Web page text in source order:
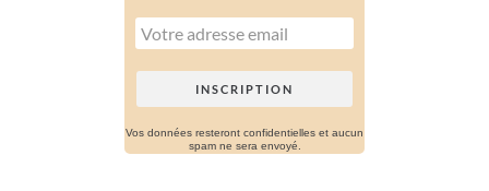
Vos données resteront confidentielles et aucun
spam ne sera envoyé.